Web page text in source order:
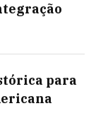
para